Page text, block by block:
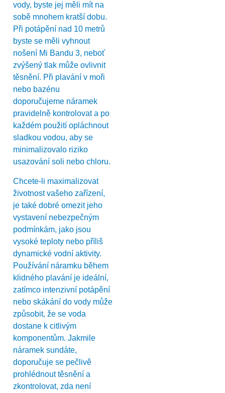
vody, byste jej měli mít na
sobě mnohem kratší dobu.
Při potápění nad 10 metrů
byste se měli vyhnout
nošení Mi Bandu 3, neboť
zvýšený tlak může ovlivnit
těsnění. Při plavání v moři
nebo bazénu
doporučujeme náramek
pravidelně kontrolovat a po
každém použití opláchnout
sladkou vodou, aby se
minimalizovalo riziko
usazování soli nebo chloru.
Chcete-li maximalizovat
životnost vašeho zařízení,
je také dobré omezit jeho
vystavení nebezpečným
podmínkám, jako jsou
vysoké teploty nebo příliš
dynamické vodní aktivity.
Používání náramku během
klidného plavání je ideální,
zatímco intenzivní potápění
nebo skákání do vody může
způsobit, že se voda
dostane k citlivým
komponentům. Jakmile
náramek sundáte,
doporučuje se pečlivě
prohlédnout těsnění a
zkontrolovat, zda není